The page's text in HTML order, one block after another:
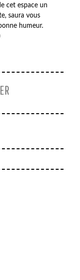
cet espace un
saura vous
humeur.